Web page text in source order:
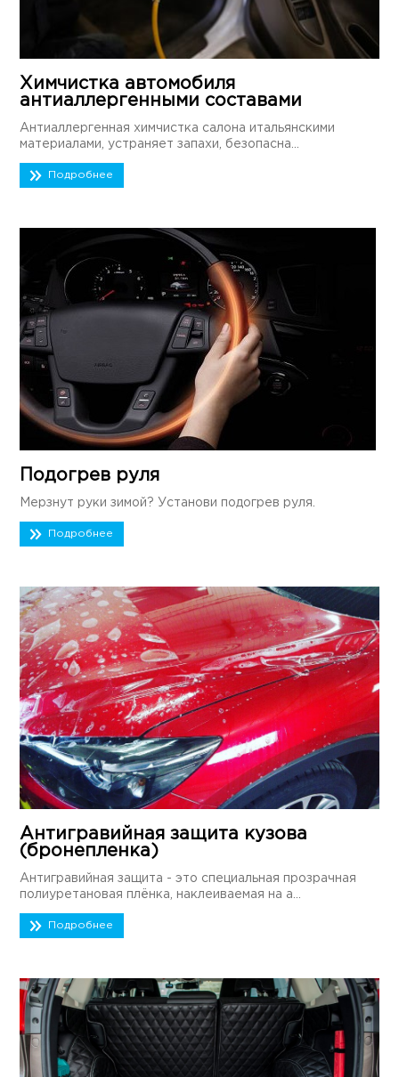
Химчистка автомобиля
антиаллергенными составами
Антиаллергенная химчистка салона итальянскими
материалами, устраняет запахи, безопасна...
Подробнее
Подогрев руля
Мерзнут руки зимой? Установи подогрев руля.
Подробнее
Антигравийная защита кузова
(бронепленка)
Антигравийная защита - это специальная прозрачная
полиуретановая плёнка, наклеиваемая на а...
Подробнее